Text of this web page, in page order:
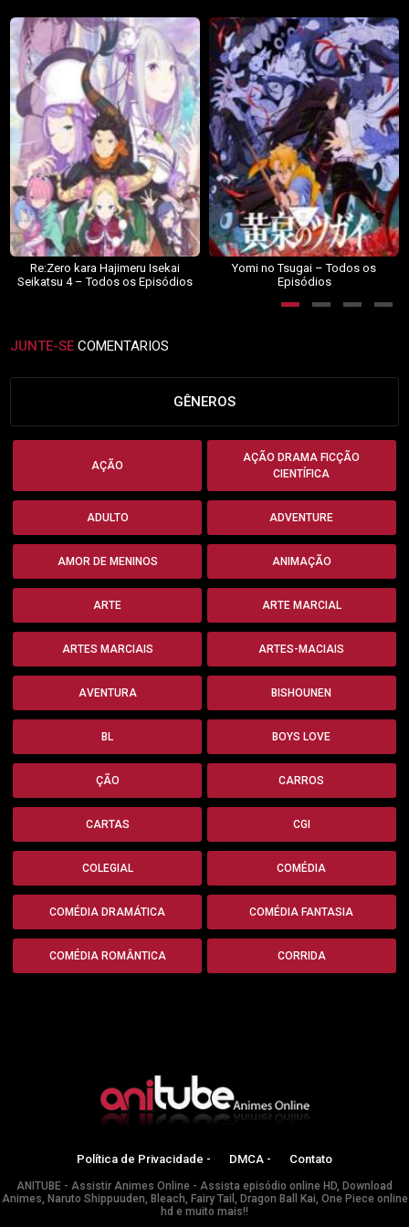
Re:Zero kara Hajimeru Isekai
Seikatsu 4 – Todos os Episódios
Yomi no Tsugai – Todos os
Episódios
JUNTE-SE COMENTARIOS
GÊNEROS
AÇÃO
AÇÃO DRAMA FICÇÃO
CIENTÍFICA
ADULTO ADVENTURE
AMOR DE MENINOS ANIMAÇÃO
ARTE ARTE MARCIAL
ARTES MARCIAIS ARTES-MACIAIS
AVENTURA BISHOUNEN
BL BOYS LOVE
ÇÃO CARROS
CARTAS CGI
COLEGIAL COMÉDIA
COMÉDIA DRAMÁTICA COMÉDIA FANTASIA
COMÉDIA ROMÂNTICA CORRIDA
Política de Privacidade - DMCA - Contato
ANITUBE - Assistir Animes Online - Assista episódio online HD, Download
Animes, Naruto Shippuuden, Bleach, Fairy Tail, Dragon Ball Kai, One Piece online
hd e muito mais!!